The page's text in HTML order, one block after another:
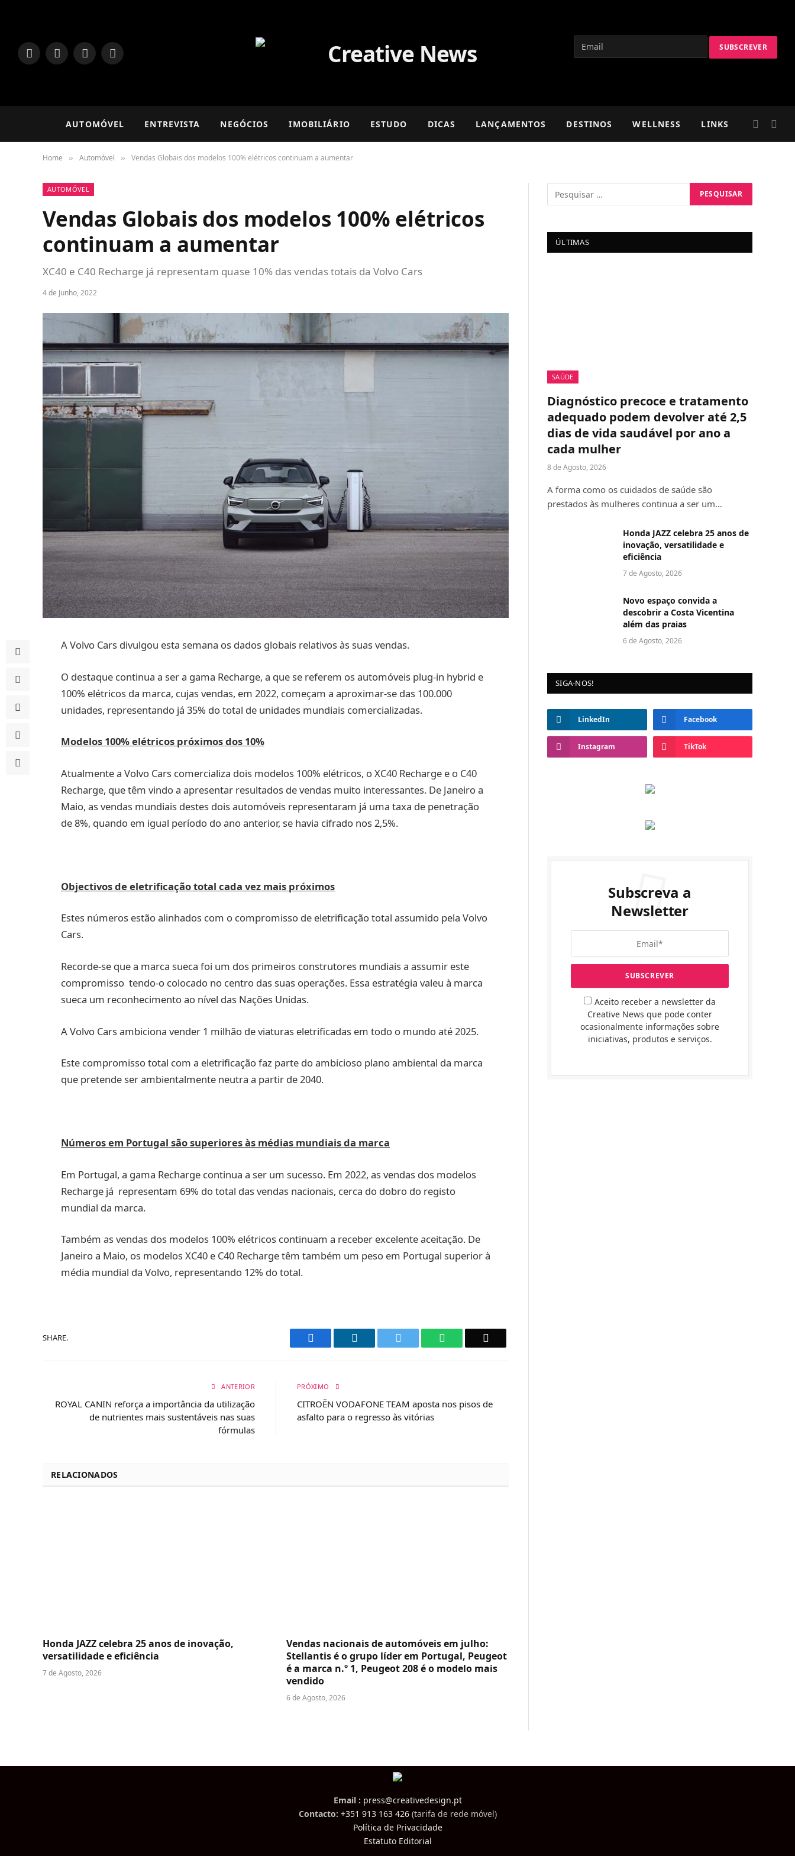
LinkedInFacebookInstagram
TikTok
AUTOMÓVEL ENTREVISTA NEGÓCIOS IMOBILIÁRIO ESTUDO DICAS LANÇAMENTOS DESTINOS WELLNESS LINKS
Home » Automóvel » Vendas Globais dos modelos 100% elétricos continuam a aumentar
AUTOMÓVEL
Vendas Globais dos modelos 100% elétricos
continuam a aumentar
XC40 e C40 Recharge já representam quase 10% das vendas totais da Volvo Cars
4 de Junho, 2022
A Volvo Cars divulgou esta semana os dados globais relativos às suas vendas.
O destaque continua a ser a gama Recharge, a que se referem os automóveis plug-in hybrid e
100% elétricos da marca, cujas vendas, em 2022, começam a aproximar-se das 100.000
unidades, representando já 35% do total de unidades mundiais comercializadas.
Modelos 100% elétricos próximos dos 10%
Atualmente a Volvo Cars comercializa dois modelos 100% elétricos, o XC40 Recharge e o C40
Recharge, que têm vindo a apresentar resultados de vendas muito interessantes. De Janeiro a
Maio, as vendas mundiais destes dois automóveis representaram já uma taxa de penetração
de 8%, quando em igual período do ano anterior, se havia cifrado nos 2,5%.
Objectivos de eletrificação total cada vez mais próximos
Estes números estão alinhados com o compromisso de eletrificação total assumido pela Volvo
Cars.
Recorde-se que a marca sueca foi um dos primeiros construtores mundiais a assumir este
compromisso tendo-o colocado no centro das suas operações. Essa estratégia valeu à marca
sueca um reconhecimento ao nível das Nações Unidas.
A Volvo Cars ambiciona vender 1 milhão de viaturas eletrificadas em todo o mundo até 2025.
Este compromisso total com a eletrificação faz parte do ambicioso plano ambiental da marca
que pretende ser ambientalmente neutra a partir de 2040.
Números em Portugal são superiores às médias mundiais da marca
Em Portugal, a gama Recharge continua a ser um sucesso. Em 2022, as vendas dos modelos
Recharge já representam 69% do total das vendas nacionais, cerca do dobro do registo
mundial da marca.
Também as vendas dos modelos 100% elétricos continuam a receber excelente aceitação. De
Janeiro a Maio, os modelos XC40 e C40 Recharge têm também um peso em Portugal superior à
média mundial da Volvo, representando 12% do total.
SHARE. Facebook LinkedIn WhatsApp
ANTERIOR
ROYAL CANIN reforça a importância da utilização
de nutrientes mais sustentáveis nas suas
fórmulas
PRÓXIMO
CITROËN VODAFONE TEAM aposta nos pisos de
asfalto para o regresso às vitórias
RELACIONADOS
Honda JAZZ celebra 25 anos de inovação,
versatilidade e eficiência
7 de Agosto, 2026
Vendas nacionais de automóveis em julho:
Stellantis é o grupo líder em Portugal, Peugeot
é a marca n.º 1, Peugeot 208 é o modelo mais
vendido
6 de Agosto, 2026
ÚLTIMAS
SAÚDE
Diagnóstico precoce e tratamento
adequado podem devolver até 2,5
dias de vida saudável por ano a
cada mulher
8 de Agosto, 2026
A forma como os cuidados de saúde são
prestados às mulheres continua a ser um…
Honda JAZZ celebra 25 anos de
inovação, versatilidade e
eficiência
7 de Agosto, 2026
Novo espaço convida a
descobrir a Costa Vicentina
além das praias
6 de Agosto, 2026
SIGA-NOS!
LinkedIn Facebook
Instagram TikTok
Subscreva a
Newsletter
Aceito receber a newsletter da
Creative News que pode conter
ocasionalmente informações sobre
iniciativas, produtos e serviços.
Email : press@creativedesign.pt
Contacto: +351 913 163 426(tarifa de rede móvel)
Política de Privacidade
Estatuto Editorial